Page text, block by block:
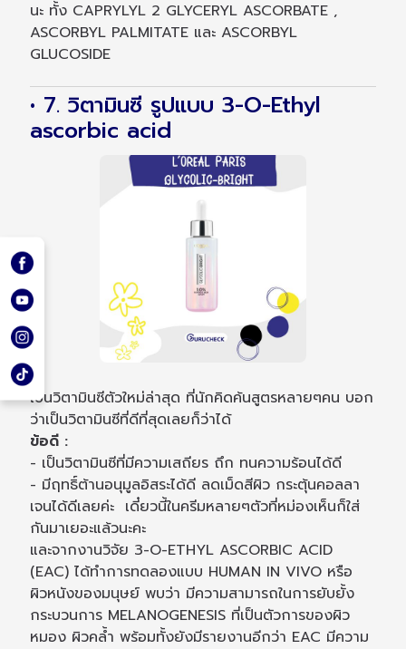
นะ ทั้ง CAPRYLYL 2 GLYCERYL ASCORBATE ,
ASCORBYL PALMITATE และ ASCORBYL
GLUCOSIDE
• 7. วิตามินซี รูปแบบ 3-O-Ethyl
ascorbic acid
เป็นวิตามินซีตัวใหม่ล่าสุด ที่นักคิดค้นสูตรหลายๆคน บอก
ว่าเป็นวิตามินซีที่ดีที่สุดเลยก็ว่าได้
ข้อดี :
- เป็นวิตามินซีที่มีความเสถียร ถึก ทนความร้อนได้ดี
- มีฤทธิ์ต้านอนุมูลอิสระได้ดี ลดเม็ดสีผิว กระตุ้นคอลลา
เจนได้ดีเลยค่ะ เดี๋ยวนี้ในครีมหลายๆตัวที่หม่องเห็นก็ใส่
กันมาเยอะแล้วนะคะ
และจากงานวิจัย 3-O-ETHYL ASCORBIC ACID
(EAC) ได้ทำการทดลองแบบ HUMAN IN VIVO หรือ
ผิวหนังของมนุษย์ พบว่า มีความสามารถในการยับยั้ง
กระบวนการ MELANOGENESIS ที่เป็นตัวการของผิว
หมอง ผิวคล้ำ พร้อมทั้งยังมีรายงานอีกว่า EAC มีความ